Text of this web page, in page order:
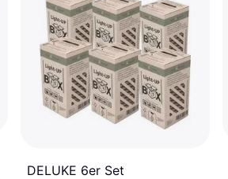
DELUKE 6er Set